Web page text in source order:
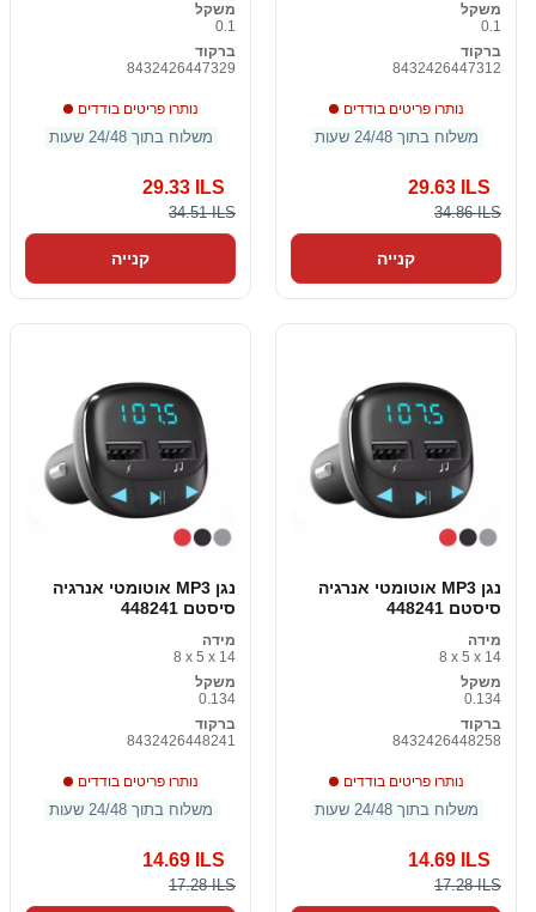
משקל
0.1
ברקוד
8432426447329
נותרו פריטים בודדים
משלוח בתוך 24/48 שעות
29.33 ILS
34.51 ILS
קנייה
משקל
0.1
ברקוד
8432426447312
נותרו פריטים בודדים
משלוח בתוך 24/48 שעות
29.63 ILS
34.86 ILS
קנייה
נגן MP3 אוטומטי אנרגיה
סיסטם 448241
מידה
8 x 5 x 14
משקל
0.134
ברקוד
8432426448241
נותרו פריטים בודדים
משלוח בתוך 24/48 שעות
14.69 ILS
17.28 ILS
נגן MP3 אוטומטי אנרגיה
סיסטם 448241
מידה
8 x 5 x 14
משקל
0.134
ברקוד
8432426448258
נותרו פריטים בודדים
משלוח בתוך 24/48 שעות
14.69 ILS
17.28 ILS